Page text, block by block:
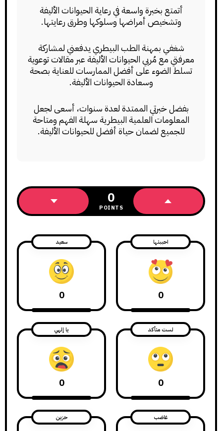
أتمتع بخبرة واسعة في رعاية الحيوانات الأليفة
وتشخيص أمراضها وسلوكها وطرق رعايتها.
شغفي بمهنة الطب البيطري يدفعني لمشاركة
معرفتي مع مُربي الحيوانات الأليفة عبر مقالات توعوية
تسلط الضوء على أفضل الممارسات للعناية بصحة
وسعادة الحيوانات الأليفة.
بفضل خبرتي الممتدة لعدة سنوات، أسعى لجعل
المعلومات العلمية البيطرية سهلة الفهم ومتاحة
للجميع لضمان حياة أفضل للحيوانات الأليفة.
0
POINTS
احببتها
0
سعيد
0
لست متأكد
0
يا إلهي
0
غاضب حزين